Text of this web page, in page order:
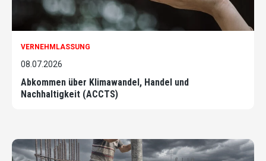
VERNEHMLASSUNG
08.07.2026
Abkommen über Klimawandel, Handel und
Nachhaltigkeit (ACCTS)